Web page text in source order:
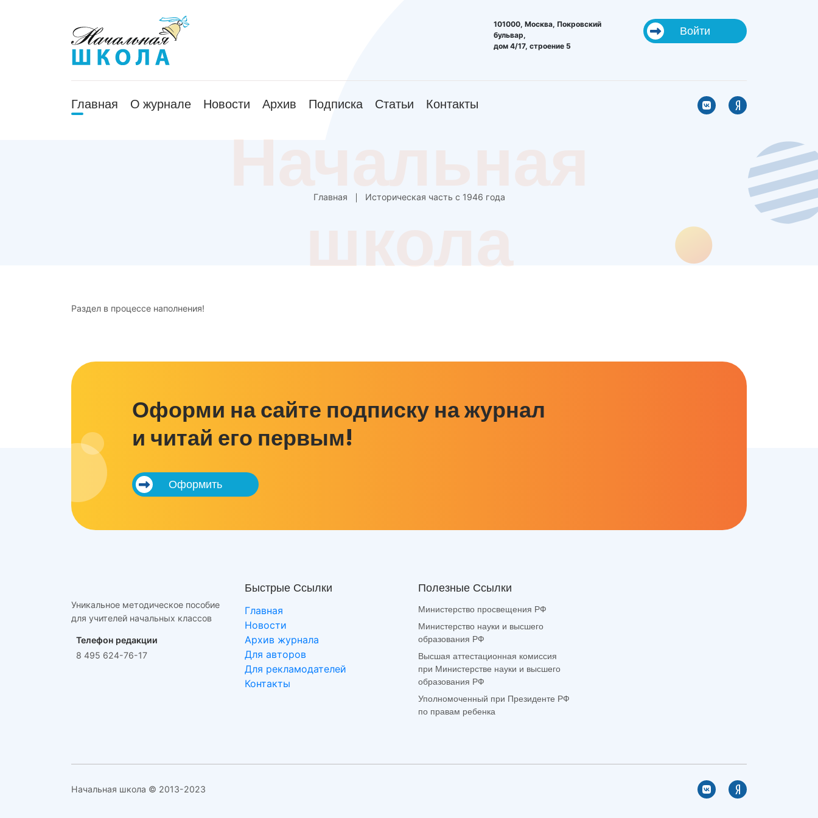
101000, Москва, Покровский
бульвар,
дом 4/17, строение 5
Войти
Главная О журнале Новости Архив Подписка Статьи Контакты
Главная Историческая часть с 1946 года
Раздел в процессе наполнения!
Оформи на сайте подписку на журнал
и читай его первым!
Оформить
Уникальное методическое пособие
для учителей начальных классов
Телефон редакции
8 495 624-76-17
Быстрые Ссылки
Главная
Новости
Архив журнала
Для авторов
Для рекламодателей
Контакты
Полезные Ссылки
Министерство просвещения РФ
Министерство науки и высшего
образования РФ
Высшая аттестационная комиссия
при Министерстве науки и высшего
образования РФ
Уполномоченный при Президенте РФ
по правам ребенка
Начальная школа © 2013-2023